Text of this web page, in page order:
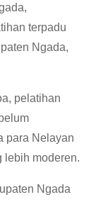
terpadu
Ngada,
pelatihan
para Nelayan
lebih moderen.
Ngada